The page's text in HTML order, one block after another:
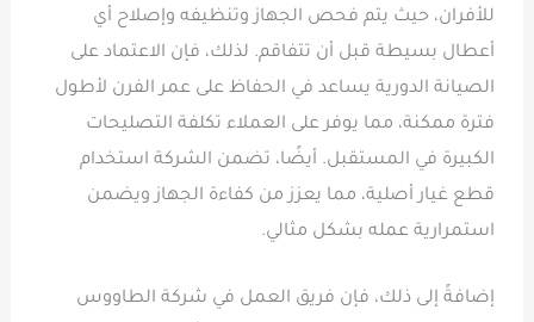
للأفران، حيث يتم فحص الجهاز وتنظيفه وإصلاح أي
أعطال بسيطة قبل أن تتفاقم. لذلك، فإن الاعتماد على
الصيانة الدورية يساعد في الحفاظ على عمر الفرن لأطول
فترة ممكنة، مما يوفر على العملاء تكلفة التصليحات
الكبيرة في المستقبل. أيضًا، تضمن الشركة استخدام
قطع غيار أصلية، مما يعزز من كفاءة الجهاز ويضمن
استمرارية عمله بشكل مثالي.
إضافةً إلى ذلك، فإن فريق العمل في شركة الطاووس